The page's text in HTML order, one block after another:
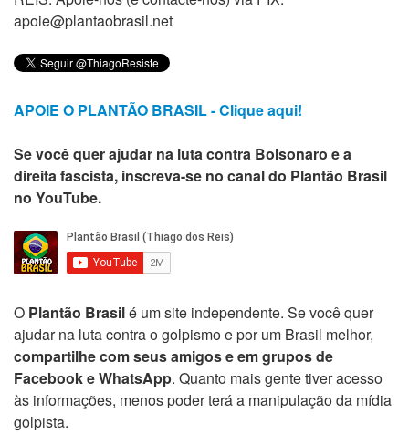
apoie@plantaobrasil.net
APOIE O PLANTÃO BRASIL - Clique aqui!
Se você quer ajudar na luta contra Bolsonaro e a
direita fascista, inscreva-se no canal do Plantão Brasil
no YouTube.
O Plantão Brasilé um site independente. Se você quer
ajudar na luta contra o golpismo e por um Brasil melhor,
compartilhe com seus amigos e em grupos de
Facebook e WhatsApp. Quanto mais gente tiver acesso
às informações, menos poder terá a manipulação da mídia
golpista.